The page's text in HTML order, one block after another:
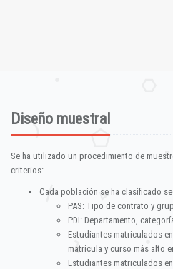
Diseño muestral
Se ha utilizado un procedimiento de
criterios:
Cada población se ha clasificado
PAS: Tipo de contrato y
PDI: Departamento,
Estudiantes matriculados
matrícula y curso más alto
Estudiantes matriculados